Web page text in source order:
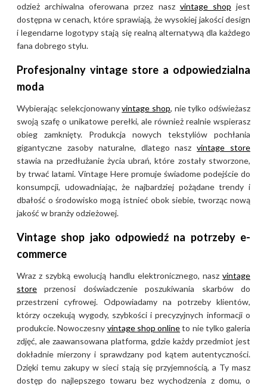
odzież archiwalna oferowana przez nasz vintage shop jest
dostępna w cenach, które sprawiają, że wysokiej jakości design
i legendarne logotypy stają się realną alternatywą dla każdego
fana dobrego stylu.
Profesjonalny vintage store a odpowiedzialna
moda
Wybierając selekcjonowanyvintage shop, nie tylko odświeżasz
swoją szafę o unikatowe perełki, ale również realnie wspierasz
obieg zamknięty. Produkcja nowych tekstyliów pochłania
gigantyczne zasoby naturalne, dlatego naszvintage store
stawia na przedłużanie życia ubrań, które zostały stworzone,
by trwać latami. Vintage Here promuje świadome podejście do
konsumpcji, udowadniając, że najbardziej pożądane trendy i
dbałość o środowisko mogą istnieć obok siebie, tworząc nową
jakość w branży odzieżowej.
Vintage shop jako odpowiedź na potrzeby e-
commerce
Wraz z szybką ewolucją handlu elektronicznego, nasz vintage
store przenosi doświadczenie poszukiwania skarbów do
przestrzeni cyfrowej. Odpowiadamy na potrzeby klientów,
którzy oczekują wygody, szybkości i precyzyjnych informacji o
produkcie. Nowoczesny vintage shop onlineto nie tylko galeria
zdjęć, ale zaawansowana platforma, gdzie każdy przedmiot jest
dokładnie mierzony i sprawdzany pod kątem autentyczności.
Dzięki temu zakupy w sieci stają się przyjemnością, a Ty masz
dostęp do najlepszego towaru bez wychodzenia z domu, o